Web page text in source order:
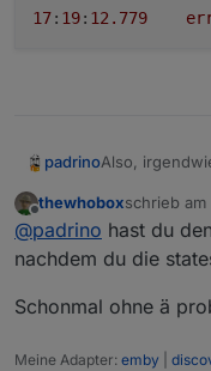
17: 19: 12.779
padrinoAlso,
Meins Skript
Offline
thewhoboxschrieb am
zuletzt
@padrino hast du
nachdem du die
Schonmal ohne ä
Meine Adapter: emby